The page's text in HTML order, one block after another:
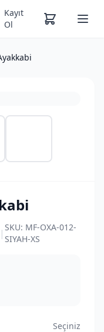
Kayıt
Ol
| SKU: MF-OXA-012-
SIYAH-XS
Seçiniz